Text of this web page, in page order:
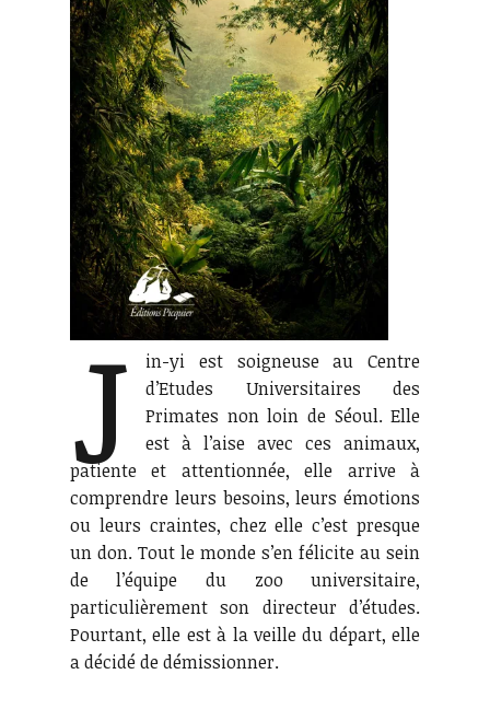
J
in-yi est soigneuse au Centre
d’Etudes Universitaires des
Primates non loin de Séoul. Elle
est à l’aise avec ces animaux,
patiente et attentionnée, elle arrive à
comprendre leurs besoins, leurs émotions
ou leurs craintes, chez elle c’est presque
un don. Tout le monde s’en félicite au sein
de l’équipe du zoo universitaire,
particulièrement son directeur d’études.
Pourtant, elle est à la veille du départ, elle
a décidé de démissionner.